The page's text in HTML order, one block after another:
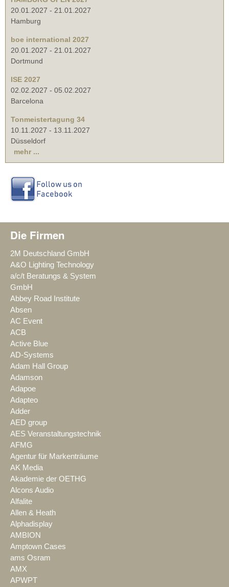
20.01.2027 - 21.01.2027
Hamburg
boe international 2027
20.01.2027 - 21.01.2027
Dortmund
ISE 2027
02.02.2027 - 05.02.2027
Barcelona
Tonmeistertagung 34
10.11.2027 - 13.11.2027
Düsseldorf
mehr ...
Die Firmen
2M Deutschland GmbH
A&O Lighting Technology
a/c/t Beratungs & System
GmbH
Abbey Road Institute
Absen
AC Event
ACB
Active Blue
AD-Systems
Adam Hall Group
Adamson
Adapoe
Adapteo
Adder
AED group
AES Veranstaltungstechnik
AFMG
Agentur für Markenträume
AK Media
Akademie der OETHG
Alcons Audio
Alfalite
Allen & Heath
Alphadisplay
AMBION
Amptown Cases
ams Osram
AMX
APWPT